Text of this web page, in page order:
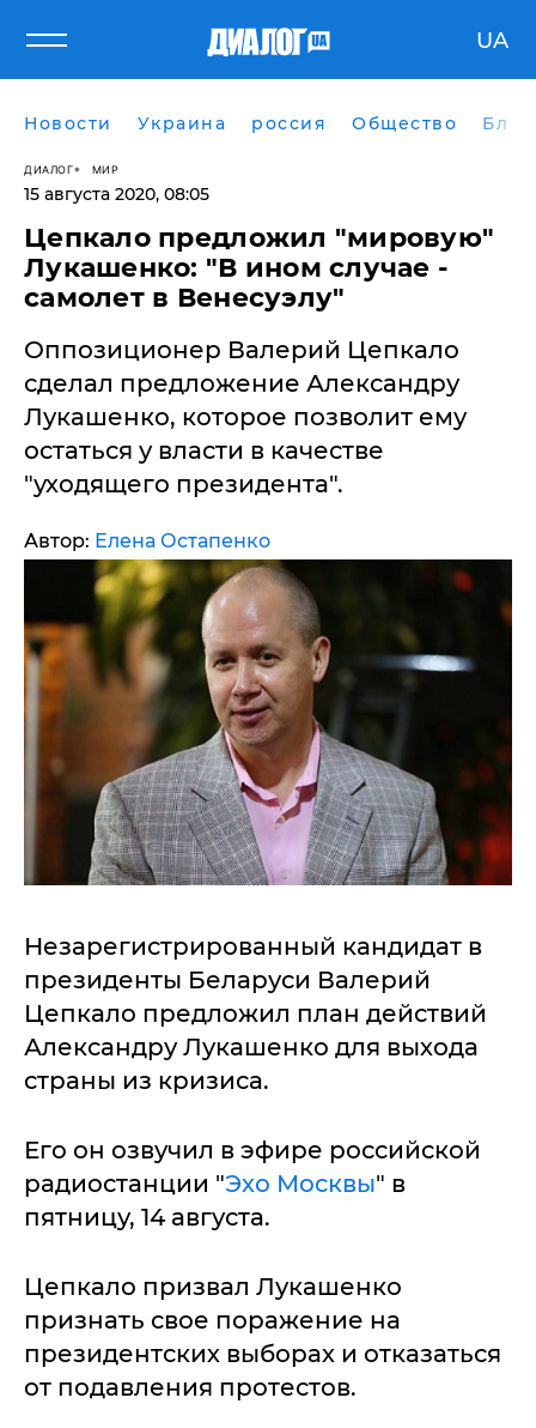
UA
Новости Украина россия Общество
ДИАЛОГ МИР
15 августа 2020, 08:05
Цепкало предложил "мировую"
Лукашенко: "В ином случае -
самолет в Венесуэлу"
​Оппозиционер Валерий Цепкало
сделал предложение Александру
Лукашенко, которое позволит ему
остаться у власти в качестве
"уходящего президента".
Автор: Елена Остапенко
Незарегистрированный кандидат в
президенты Беларуси Валерий
Цепкало предложил план действий
Александру Лукашенко для выхода
страны из кризиса.
Его он озвучил в эфире российской
радиостанции "Эхо Москвы" в
пятницу, 14 августа.
Цепкало призвал Лукашенко
признать свое поражение на
президентских выборах и отказаться
от подавления протестов.